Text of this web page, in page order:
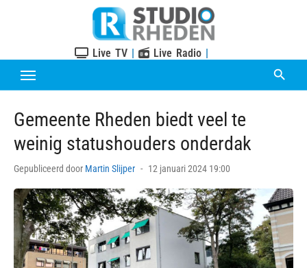
Live TV | Live Radio |
Gemeente Rheden biedt veel te
weinig statushouders onderdak
Gepubliceerd door Martin Slijper
Posted
12 januari 2024 19:00